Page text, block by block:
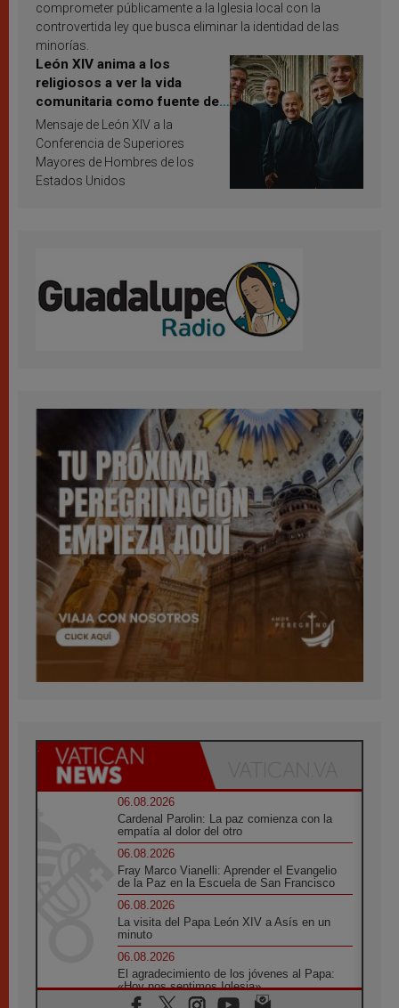
comprometer públicamente a la Iglesia local con la
controvertida ley que busca eliminar la identidad de las
minorías.
León XIV anima a los
religiosos a ver la vida
comunitaria como fuente de
inspiración y santificación
Mensaje de León XIV a la
Conferencia de Superiores
Mayores de Hombres de los
Estados Unidos
06.08.2026
Cardenal Parolin: La paz comienza con la
empatía al dolor del otro
06.08.2026
Fray Marco Vianelli: Aprender el Evangelio
de la Paz en la Escuela de San Francisco
06.08.2026
La visita del Papa León XIV a Asís en un
minuto
06.08.2026
El agradecimiento de los jóvenes al Papa:
«Hoy nos sentimos Iglesia»